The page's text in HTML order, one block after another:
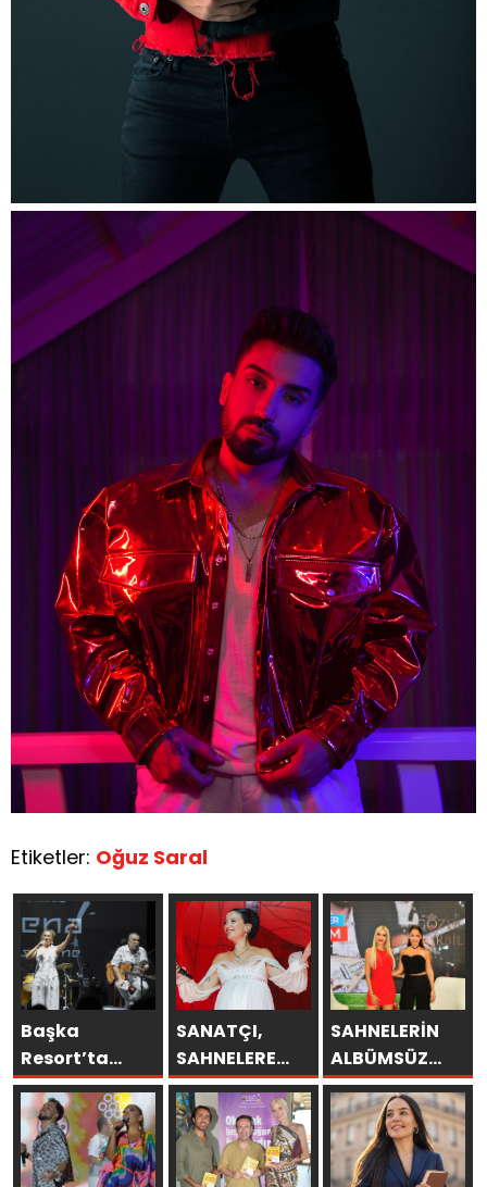
Etiketler: Oğuz Saral
Başka
Resort’ta
Unutulmaz
Gece Özülkü
Çifti
Bodrum’u
SANATÇI,
SAHNELERE
VERECEĞİ KISA
BİR MOLA
ÖNCESİ 13
AĞUSTOS’TA
SAHNELERİN
ALBÜMSÜZ
ASSOLİSTİ
GÖZDE
DEMİRBİLEK,
NR1